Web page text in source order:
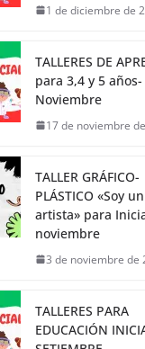
1 de diciembre de
TALLERES DE
para 3,4 y 5
Noviembre
17 de noviembre
TALLER GRÁFICO-
PLÁSTICO «Soy
artista» para
noviembre
3 de noviembre de
TALLERES PARA
EDUCACIÓN